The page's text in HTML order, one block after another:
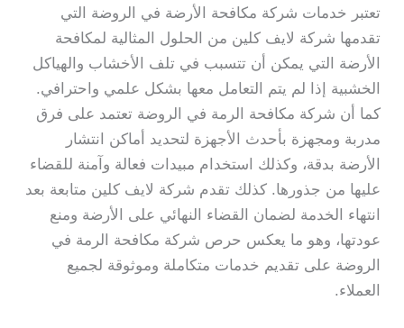
تعتبر خدمات شركة مكافحة الأرضة في الروضة التي
تقدمها شركة لايف كلين من الحلول المثالية لمكافحة
الأرضة التي يمكن أن تتسبب في تلف الأخشاب والهياكل
الخشبية إذا لم يتم التعامل معها بشكل علمي واحترافي.
كما أن شركة مكافحة الرمة في الروضة تعتمد على فرق
مدربة ومجهزة بأحدث الأجهزة لتحديد أماكن انتشار
الأرضة بدقة، وكذلك استخدام مبيدات فعالة وآمنة للقضاء
عليها من جذورها. كذلك تقدم شركة لايف كلين متابعة بعد
انتهاء الخدمة لضمان القضاء النهائي على الأرضة ومنع
عودتها، وهو ما يعكس حرص شركة مكافحة الرمة في
الروضة على تقديم خدمات متكاملة وموثوقة لجميع
العملاء.